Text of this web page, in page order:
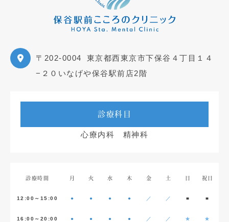
〒202-0004
東京都西東京市下保谷４丁目１４
−２０いなげや保谷駅前店2階
診療科目
心療内科 精神科
診療時間 月 火 水 木 金 土 日 祝日
12:00～15:00 ● ● ● ● ／ ／ ■ ■
16:00～20:00 ● ● ● ● ／ ／ ★ ★